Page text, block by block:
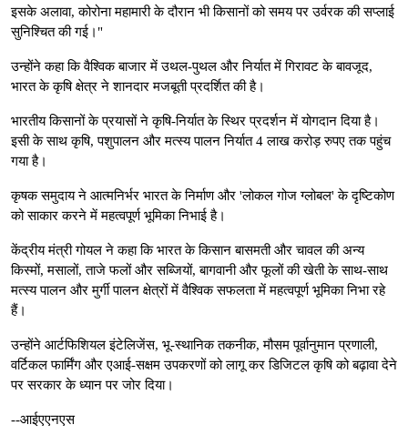
इसके अलावा, कोरोना महामारी के दौरान भी किसानों को समय पर उर्वरक की सप्लाई
सुनिश्चित की गई।"
उन्होंने कहा कि वैश्विक बाजार में उथल-पुथल और निर्यात में गिरावट के बावजूद,
भारत के कृषि क्षेत्र ने शानदार मजबूती प्रदर्शित की है।
भारतीय किसानों के प्रयासों ने कृषि-निर्यात के स्थिर प्रदर्शन में योगदान दिया है।
इसी के साथ कृषि, पशुपालन और मत्स्य पालन निर्यात 4 लाख करोड़ रुपए तक पहुंच
गया है।
कृषक समुदाय ने आत्मनिर्भर भारत के निर्माण और 'लोकल गोज ग्लोबल' के दृष्टिकोण
को साकार करने में महत्वपूर्ण भूमिका निभाई है।
केंद्रीय मंत्री गोयल ने कहा कि भारत के किसान बासमती और चावल की अन्य
किस्मों, मसालों, ताजे फलों और सब्जियों, बागवानी और फूलों की खेती के साथ-साथ
मत्स्य पालन और मुर्गी पालन क्षेत्रों में वैश्विक सफलता में महत्वपूर्ण भूमिका निभा रहे
हैं।
उन्होंने आर्टफिशियल इंटेलिजेंस, भू-स्थानिक तकनीक, मौसम पूर्वानुमान प्रणाली,
वर्टिकल फार्मिंग और एआई-सक्षम उपकरणों को लागू कर डिजिटल कृषि को बढ़ावा देने
पर सरकार के ध्यान पर जोर दिया।
--आईएएनएस